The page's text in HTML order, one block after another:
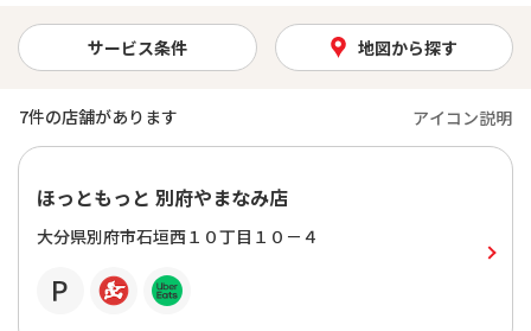
サービス条件 地図から探す
7件の店舗があります アイコン説明
ほっともっと 別府やまなみ店
大分県別府市石垣西１０丁目１０－４